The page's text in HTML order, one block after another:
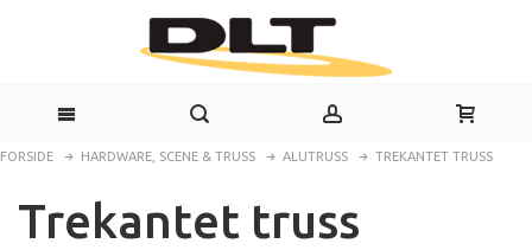
FORSIDE HARDWARE, SCENE & TRUSS ALUTRUSS TREKANTET TRUSS
Trekantet truss